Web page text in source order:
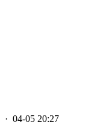
· 04-05 20:27